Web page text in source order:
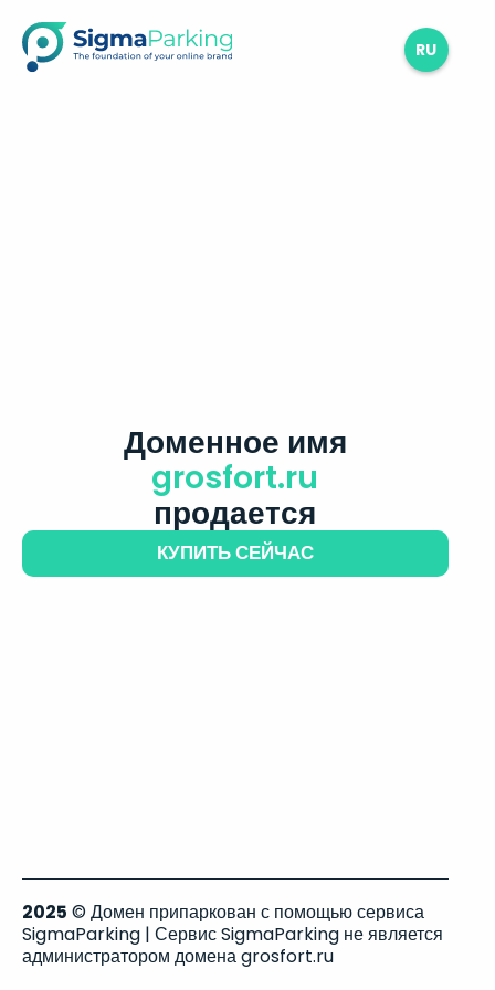
RU
Доменное имя
grosfort.ru
продается
КУПИТЬ СЕЙЧАС
2025 © Домен припаркован с помощью сервиса
SigmaParking | Сервис SigmaParking не является
администратором домена grosfort.ru